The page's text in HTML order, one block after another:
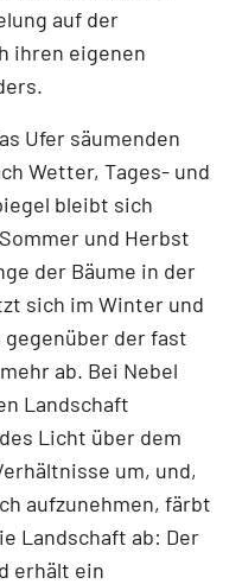
auf der
ihren eigenen
Ufer säumenden
Wetter, Tages- und
bleibt sich
und Herbst
der Bäume in der
sich im Winter und
der fast
ab. Bei Nebel
Landschaft
Licht über dem
um, und,
aufzunehmen, färbt
Landschaft ab: Der
erhält ein